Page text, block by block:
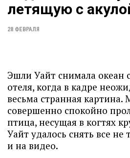
летящую с
28 ФЕВРАЛЯ
Эшли Уайт снимала океан
отеля, когда в кадре
весьма странная
совершенно спокойно
птица, несущая в когтях
Уайт удалось снять все не
и на видео.